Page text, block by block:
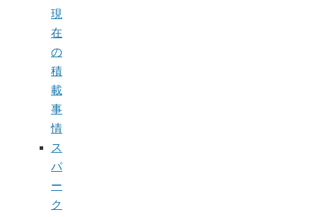
現
在
の
積
載
事
情
ス
パ
ー
ク